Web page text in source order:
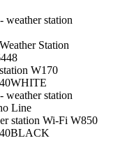
weather station
Station
W170
weather station
Line
station Wi-Fi W850